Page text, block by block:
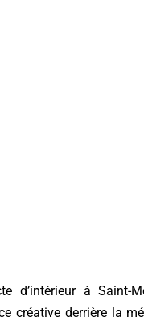
d’intérieur à Saint-
créative derrière la